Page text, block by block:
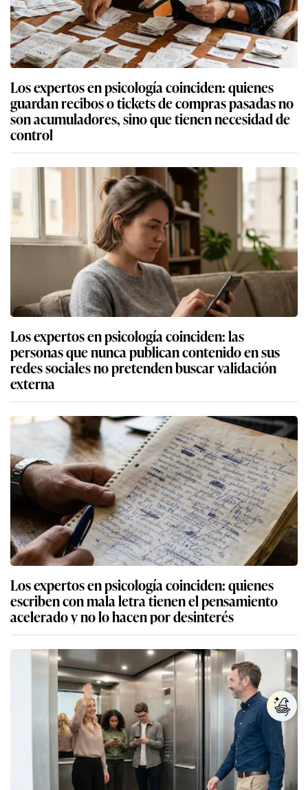
Los expertos en psicología coinciden: quienes
guardan recibos o tickets de compras pasadas no
son acumuladores, sino que tienen necesidad de
control
Los expertos en psicología coinciden: las
personas que nunca publican contenido en sus
redes sociales no pretenden buscar validación
externa
Los expertos en psicología coinciden: quienes
escriben con mala letra tienen el pensamiento
acelerado y no lo hacen por desinterés